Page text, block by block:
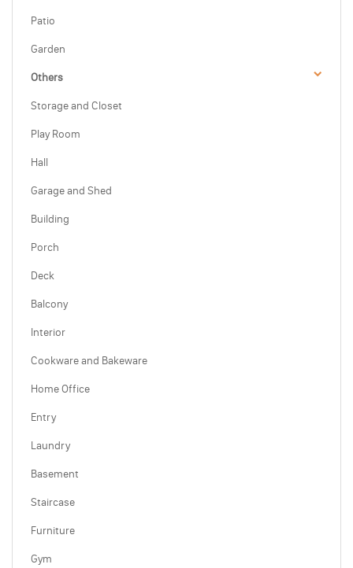
Patio
Garden
Others
Storage and Closet
Play Room
Hall
Garage and Shed
Building
Porch
Deck
Balcony
Interior
Cookware and Bakeware
Home Office
Entry
Laundry
Basement
Staircase
Furniture
Gym